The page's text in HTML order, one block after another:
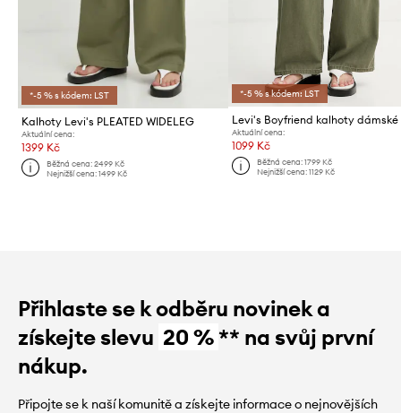
*-5 % s kódem: LST
Kalhoty Levi's PLEATED WIDELEG
Aktuální cena:
1399 Kč
Běžná cena:2499 Kč
Nejnižší cena:1499 Kč
*-5 % s kódem: LST
Aktuální cena:
1099 Kč
Běžná cena: 1799 Kč
Nejnižší cena: 1129 Kč
Přihlaste se k odběru novinek a
získejte slevu 20 %** na svůj první
nákup.
Připojte se k naší komunitě a získejte informace o nejnovějších